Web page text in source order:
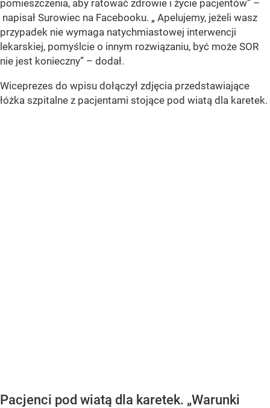
pomieszczenia, aby ratować zdrowie i życie pacjentów” –
napisał Surowiec na Facebooku. „ Apelujemy, jeżeli wasz
przypadek nie wymaga natychmiastowej interwencji
lekarskiej, pomyślcie o innym rozwiązaniu, być może SOR
nie jest konieczny” – dodał.
Wiceprezes do wpisu dołączył zdjęcia przedstawiające
łóżka szpitalne z pacjentami stojące pod wiatą dla karetek.
Pacjenci pod wiatą dla karetek. „Warunki